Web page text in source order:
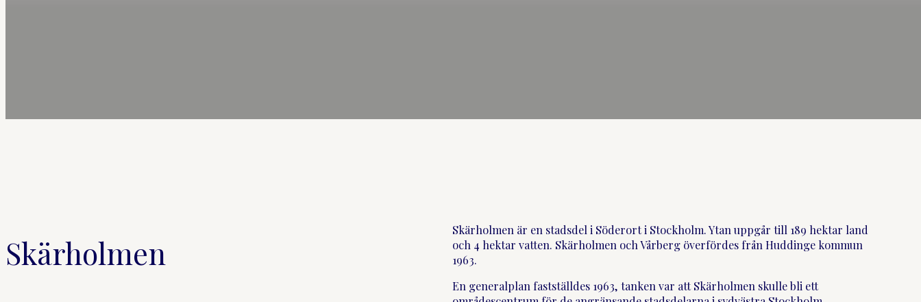
Skärholmen
Skärholmen är en stadsdel i Söderort i Stockholm. Ytan uppgår till 189 hektar land
och 4 hektar vatten. Skärholmen och Vårberg överfördes från Huddinge kommun
1963.
En generalplan fastställdes 1963, tanken var att Skärholmen skulle bli ett